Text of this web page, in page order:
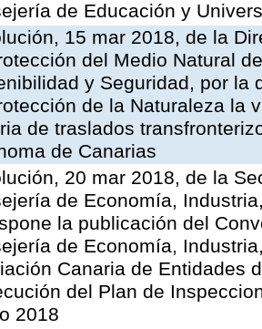
de Educación y
15 mar 2018, de la
del Medio Natural
y Seguridad, por la
de la Naturaleza la
de traslados
de Canarias
20 mar 2018, de la
de Economía,
la publicación del
de Economía,
Canaria de Entidades
del Plan de
2018